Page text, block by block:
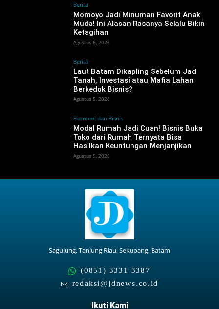
Berita
Momoyo Jadi Minuman Favorit Anak
Muda! Ini Alasan Rasanya Selalu Bikin
Ketagihan
Agustus 6, 2026
Berita
‎Laut Batam Dikapling Sebelum Jadi
Tanah, Investasi atau Mafia Lahan
Berkedok Bisnis?
Agustus 5, 2026
Ekonomi dan Bisnis
Modal Rumah Jadi Cuan! Bisnis Buka
Toko dari Rumah Ternyata Bisa
Hasilkan Keuntungan Menjanjikan
Agustus 5, 2026
Sagulung, Tanjung Riau, Sekupang, Batam
(0851) 3331 3387
redaksi@jdnews.co.id
Ikuti Kami